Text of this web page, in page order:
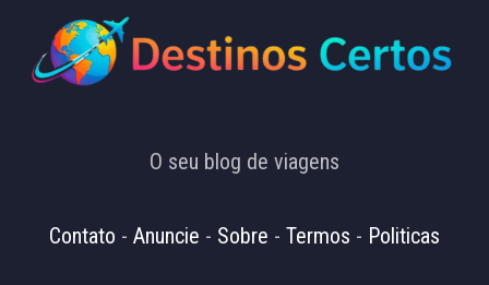
O seu blog de viagens
Contato - Anuncie - Sobre - Termos - Politicas